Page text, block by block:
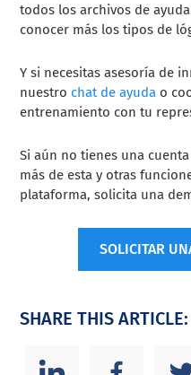
todos los archivos de
conocer más los tipos de
Y si necesitas asesoría de
nuestro chat de ayuda o
entrenamiento con tu
Si aún no tienes una
más de esta y otras
plataforma, solicita una
SOLICITAR
SHARE THIS ARTICLE: